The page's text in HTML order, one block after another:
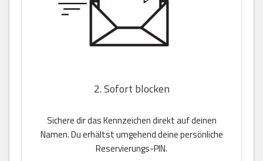
2. Sofort blocken
Sichere dir das Kennzeichen direkt auf deinen
Namen. Du erhältst umgehend deine persönliche
Reservierungs-PIN.